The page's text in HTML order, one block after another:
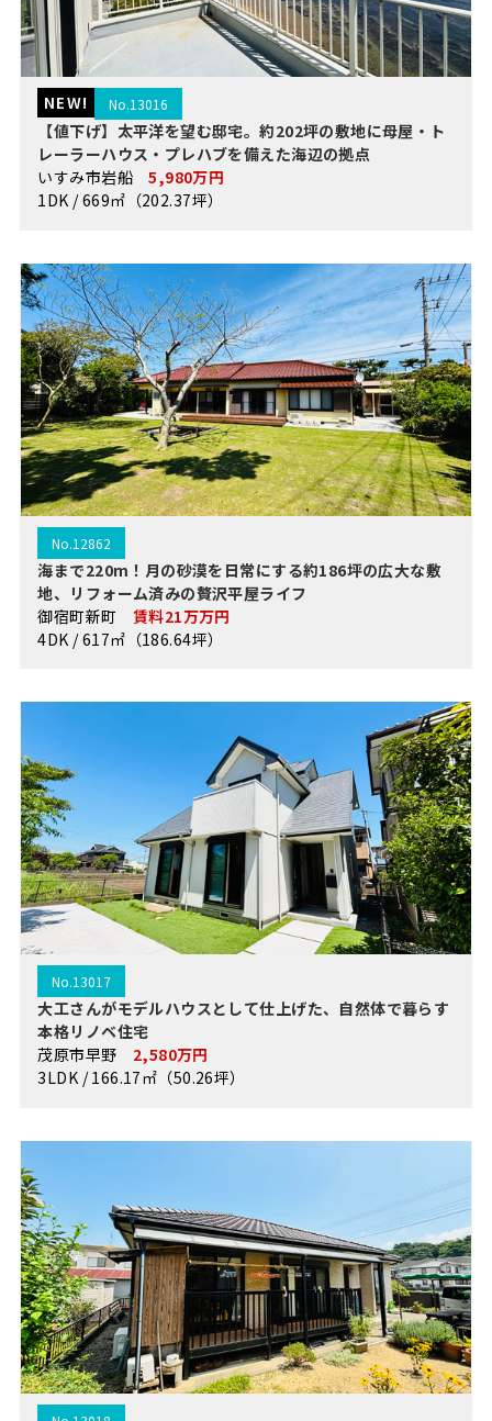
NEW! No.13016
【値下げ】太平洋を望む邸宅。約202坪の敷地に母屋・ト
レーラーハウス・プレハブを備えた海辺の拠点
いすみ市岩船5,980万円
1DK / 669㎡（202.37坪）
No.12862
海まで220m！月の砂漠を日常にする約186坪の広大な敷
地、リフォーム済みの贅沢平屋ライフ
御宿町新町 賃料21万万円
4DK / 617㎡（186.64坪）
No.13017
大工さんがモデルハウスとして仕上げた、自然体で暮らす
本格リノベ住宅
茂原市早野 2,580万円
3LDK / 166.17㎡（50.26坪）